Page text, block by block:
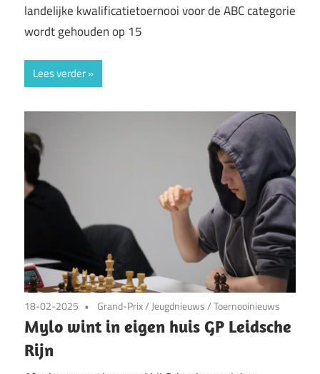
landelijke kwalificatietoernooi voor de ABC categorie
wordt gehouden op 15
Lees verder
18-02-2025 Grand-Prix/ Jeugdnieuws/Toernooinieuws
Mylo wint in eigen huis GP Leidsche
Rijn